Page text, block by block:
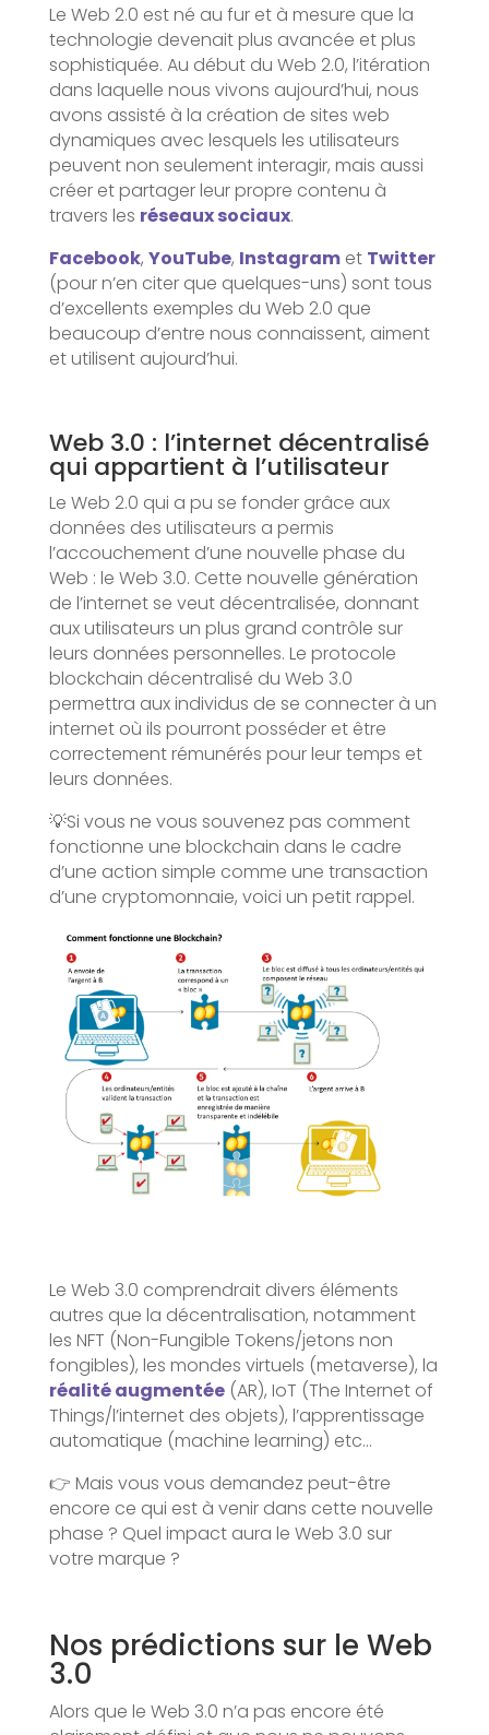
Le Web 2.0 est né au fur et à mesure que la
technologie devenait plus avancée et plus
sophistiquée. Au début du Web 2.0, l’itération
dans laquelle nous vivons aujourd’hui, nous
avons assisté à la création de sites web
dynamiques avec lesquels les utilisateurs
peuvent non seulement interagir, mais aussi
créer et partager leur propre contenu à
travers les réseaux sociaux.
Facebook, YouTube, Instagramet Twitter
(pour n’en citer que quelques-uns) sont tous
d’excellents exemples du Web 2.0 que
beaucoup d’entre nous connaissent, aiment
et utilisent aujourd’hui.
Web 3.0 : l’internet décentralisé
qui appartient à l’utilisateur
Le Web 2.0 qui a pu se fonder grâce aux
données des utilisateurs a permis
l’accouchement d’une nouvelle phase du
Web : le Web 3.0. Cette nouvelle génération
de l’internet se veut décentralisée, donnant
aux utilisateurs un plus grand contrôle sur
leurs données personnelles. Le protocole
blockchain décentralisé du Web 3.0
permettra aux individus de se connecter à un
internet où ils pourront posséder et être
correctement rémunérés pour leur temps et
leurs données.
💡Si vous ne vous souvenez pas comment
fonctionne une blockchain dans le cadre
d’une action simple comme une transaction
d’une cryptomonnaie, voici un petit rappel.
Le Web 3.0 comprendrait divers éléments
autres que la décentralisation, notamment
les NFT (Non-Fungible Tokens/jetons non
fongibles), les mondes virtuels (metaverse), la
réalité augmentée(AR), IoT (The Internet of
Things/l’internet des objets), l’apprentissage
automatique (machine learning) etc…
👉 Mais vous vous demandez peut-être
encore ce qui est à venir dans cette nouvelle
phase ? Quel impact aura le Web 3.0 sur
votre marque ?
Nos prédictions sur le Web
3.0
Alors que le Web 3.0 n’a pas encore été